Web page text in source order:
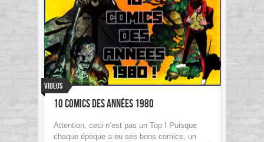
Videos
10 Comics des années 1980
Attention, ceci n’est pas un Top ! Puisque
chaque époque a eu ses bons comics, un